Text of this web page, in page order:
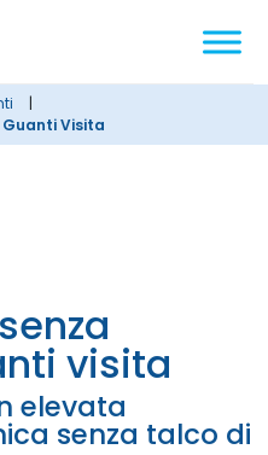
|
Visita
visita
elevata
senza talco di